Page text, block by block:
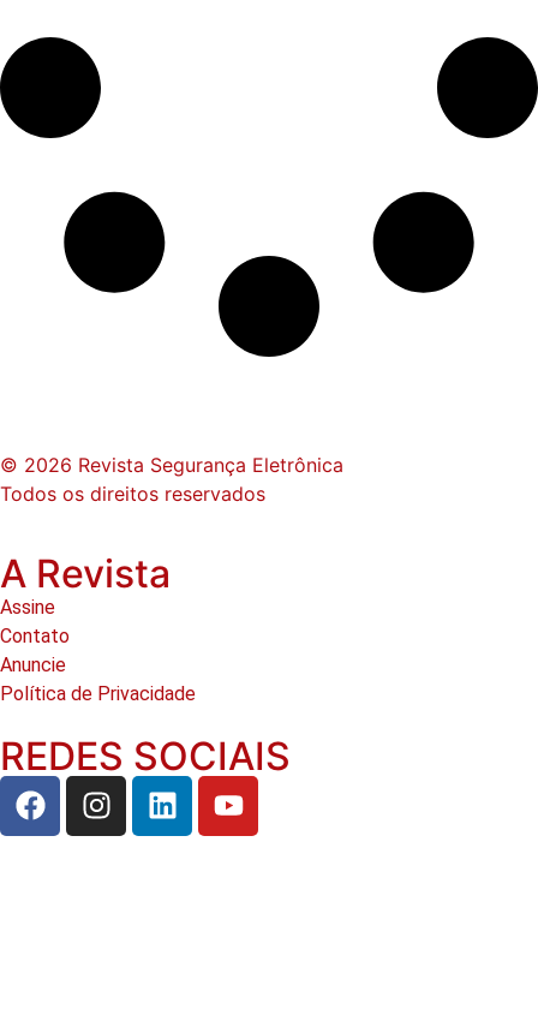
© 2026 Revista Segurança Eletrônica
Todos os direitos reservados
A Revista
Assine
Contato
Anuncie
Política de Privacidade
REDES SOCIAIS